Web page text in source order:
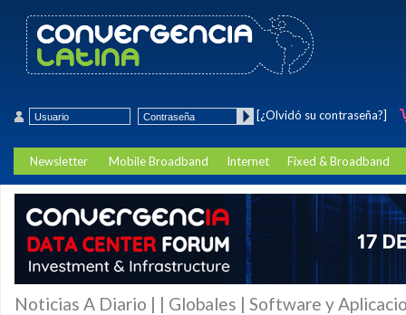
[¿Olvidó su contraseña?]
Newsletter Mobile Broadband Internet Fixed & Broadband
Noticias A Diario | | Globales | Software y